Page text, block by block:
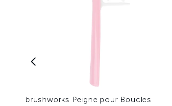
brushworks Peigne pour Boucles